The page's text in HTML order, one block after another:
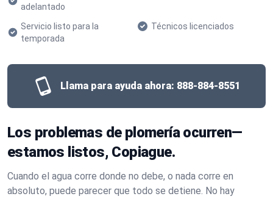
adelantado
Servicio listo para la
temporada
Técnicos licenciados
Llama para ayuda ahora: 888-884-8551
Los problemas de plomería ocurren—
estamos listos, Copiague.
Cuando el agua corre donde no debe, o nada corre en
absoluto, puede parecer que todo se detiene. No hay